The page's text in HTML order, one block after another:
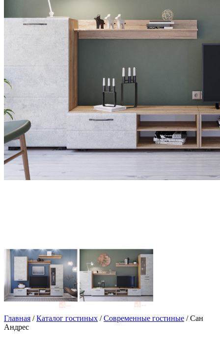
Главная /Каталог гостиных /Современные гостиные / Сан
Андрес